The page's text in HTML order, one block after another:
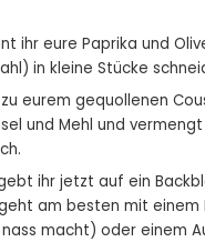
ihr eure Paprika und
in kleine Stücke
eurem gequollenen
und Mehl und
ihr jetzt auf ein
am besten mit einem
macht) oder einem